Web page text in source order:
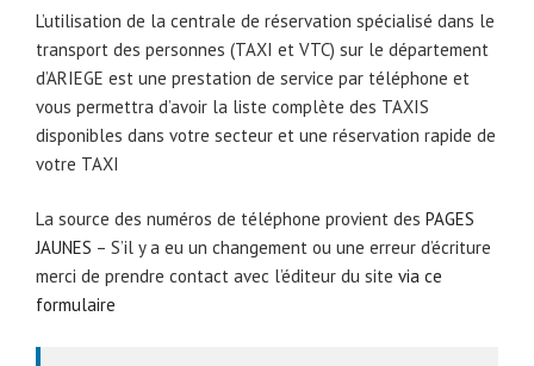
L’utilisation de la centrale de réservation spécialisé dans le
transport des personnes (TAXI et VTC) sur le département
d’ARIEGE est une prestation de service par téléphone et
vous permettra d’avoir la liste complète des TAXIS
disponibles dans votre secteur et une réservation rapide de
votre TAXI
La source des numéros de téléphone provient des PAGES
JAUNES – S’il y a eu un changement ou une erreur d’écriture
merci de prendre contact avec l’éditeur du site via ce
formulaire